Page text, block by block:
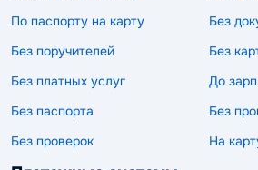
По паспорту на карту
Без
Без поручителей
Без
Без платных услуг
До
Без паспорта
Без
Без проверок
На